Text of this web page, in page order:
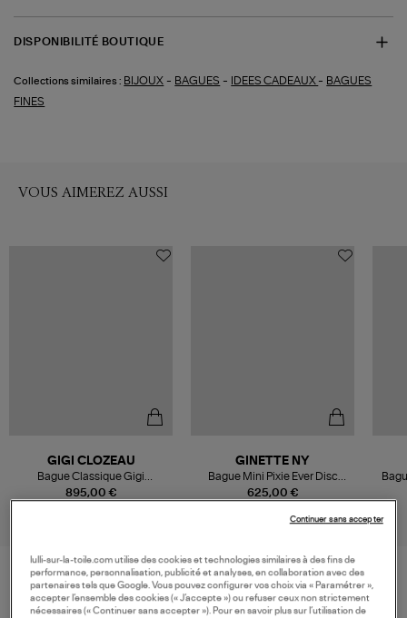
DISPONIBILITÉ BOUTIQUE
Collections similaires : BIJOUX - BAGUES - IDEES CADEAUX - BAGUES
FINES
VOUS AIMEREZ AUSSI
895,00 €
GIGI CLOZEAU
Bague Classique Gigi
Diamants Or Blanc
625,00 €
GINETTE NY
Bague Mini Pixie Ever Disc
Pierre de Lune Blanche Or
Rose
VOS DERNIERS PRODUITS VUS
lulli-sur-la-toile.com utilise des cookies et technologies similaires à des fins de
performance, personnalisation, publicité et analyses, en collaboration avec des
partenaires tels que Google. Vous pouvez configurer vos choix via « Paramétrer »,
accepter l’ensemble des cookies (« J’accepte ») ou refuser ceux non strictement
nécessaires (« Continuer sans accepter »). Pour en savoir plus sur l’utilisation de
Continuer sans accepter